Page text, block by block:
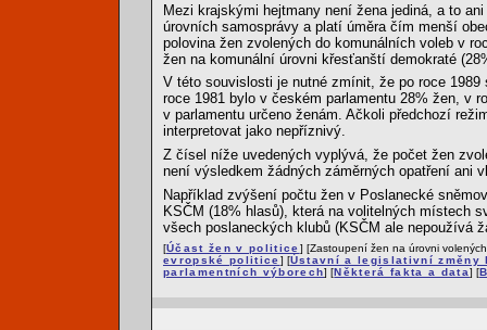
Mezi krajskými hejtmany není žena jediná, a to
úrovních samosprávy a platí úměra čím menší
polovina žen zvolených do komunálních voleb v
žen na komunální úrovni křesťanští demokraté
V této souvislosti je nutné zmínit, že po roce
roce 1981 bylo v českém parlamentu 28% žen, v
v parlamentu určeno ženám. Ačkoli předchozí
interpretovat jako nepříznivý.
Z čísel níže uvedených vyplývá, že počet žen
není výsledkem žádných záměrných opatření ani
Například zvýšení počtu žen v Poslanecké
KSČM (18% hlasů), která na volitelných místech
všech poslaneckých klubů (KSČM ale nepoužívá
[Účast žen v politice] [Zastoupení žen na úrovni
evropské politice] [Ústavní a legislativní
parlamentních výborech] [Některá fakta a data] [